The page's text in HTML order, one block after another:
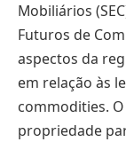
Mobiliários
Futuros de
aspectos da
em relação às
commodities.
propriedade